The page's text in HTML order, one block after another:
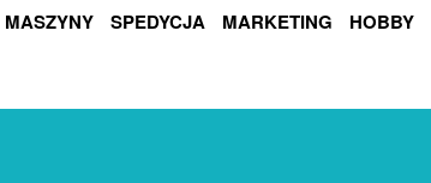
MASZYNY SPEDYCJA MARKETING HOBBY